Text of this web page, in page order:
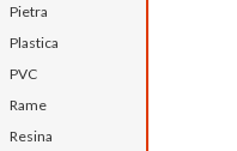
Pietra
Plastica
PVC
Rame
Resina